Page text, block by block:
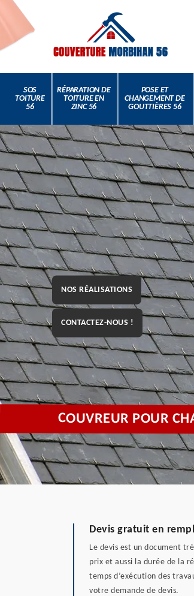
SOS
TOITURE
56
RÉPARATION DE
TOITURE EN
ZINC 56
POSE ET
CHANGEMENT DE
GOUTTIÈRES 56
NOS RÉALISATIONS
CONTACTEZ-NOUS !
COUVREUR POUR
Devis gratuit en
Le devis est un document
prix et aussi la durée de la
temps d’exécution des
votre demande de devis.